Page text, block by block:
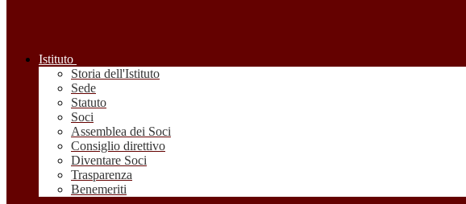
Istituto
Storia dell'Istituto
Sede
Statuto
Soci
Assemblea dei Soci
Consiglio direttivo
Diventare Soci
Trasparenza
Benemeriti